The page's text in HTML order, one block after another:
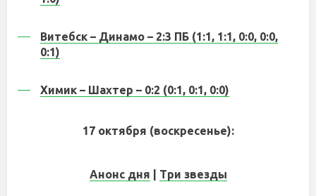
Витебск – Динамо – 2:3 ПБ (1:1, 1:1, 0:0, 0:0,
0:1)
Химик – Шахтер – 0:2 (0:1, 0:1, 0:0)
17 октября (воскресенье):
Анонс дня Три звезды